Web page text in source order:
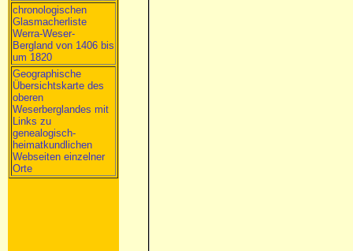
chronologischen
Glasmacherliste
Werra-Weser-
Bergland von 1406 bis
um 1820
Geographische
Übersichtskarte des
oberen
Weserberglandes mit
Links zu
genealogisch-
heimatkundlichen
Webseiten einzelner
Orte